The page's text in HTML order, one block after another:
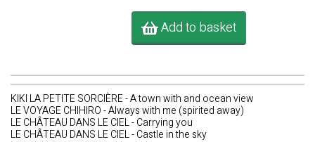
Add to basket
KIKI LA PETITE SORCIÈRE - A town with and ocean view
LE VOYAGE CHIHIRO - Always with me (spirited away)
LE CHÂTEAU DANS LE CIEL - Carrying you
LE CHÂTEAU DANS LE CIEL - Castle in the sky